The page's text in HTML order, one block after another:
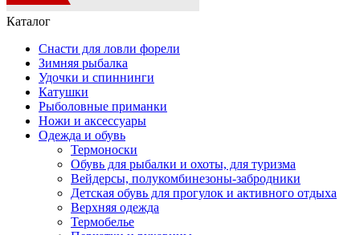
Каталог
Снасти для ловли форели
Зимняя рыбалка
Удочки и спиннинги
Катушки
Рыболовные приманки
Ножи и аксессуары
Одежда и обувь
Термоноски
Обувь для рыбалки и охоты, для туризма
Вейдерсы, полукомбинезоны-забродники
Детская обувь для прогулок и активного отдыха
Верхняя одежда
Термобелье